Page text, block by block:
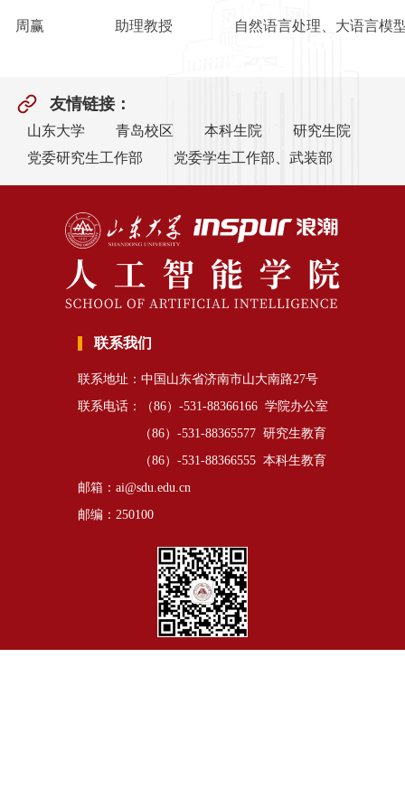
周赢 助理教授 自然语言处理、大语言模
友情链接：
山东大学 青岛校区 本科生院
研究生院
党委研究生工作部
党委学生工作部、武装部
联系我们
联系地址：中国山东省济南市山大南路27号
联系电话：（86）-531-88366166 学院办公室
（86）-531-88365577 研究生教育
（86）-531-88366555 本科生教育
邮箱：ai@sdu.edu.cn
邮编：250100